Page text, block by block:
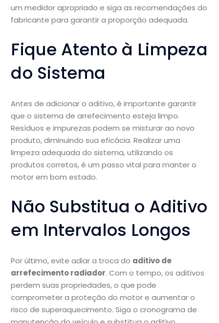
um medidor apropriado e siga as recomendações do
fabricante para garantir a proporção adequada.
Fique Atento à Limpeza
do Sistema
Antes de adicionar o aditivo, é importante garantir
que o sistema de arrefecimento esteja limpo.
Resíduos e impurezas podem se misturar ao novo
produto, diminuindo sua eficácia. Realizar uma
limpeza adequada do sistema, utilizando os
produtos corretos, é um passo vital para manter o
motor em bom estado.
Não Substitua o Aditivo
em Intervalos Longos
Por último, evite adiar a troca do aditivo de
arrefecimento radiador. Com o tempo, os aditivos
perdem suas propriedades, o que pode
comprometer a proteção do motor e aumentar o
risco de superaquecimento. Siga o cronograma de